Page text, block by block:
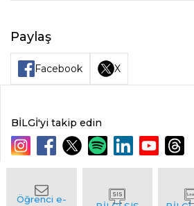
Paylaş
Facebook X
BİLGİ'yi takip edin